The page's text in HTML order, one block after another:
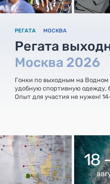
РЕГАТА МОСКВА
Регата
Москва 2026
Гонки по выходным на Водном
удобную спортивную одежду,
Опыт для участия не нужен!
18